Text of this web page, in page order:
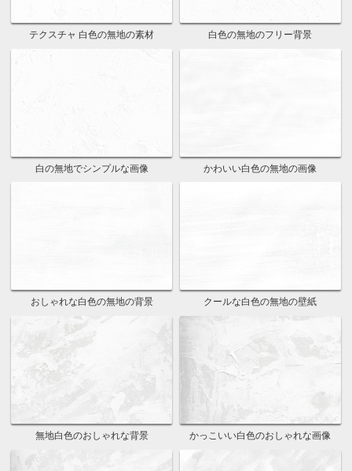
テクスチャ 白色の無地の素材 白色の無地のフリー背景
白の無地でシンプルな画像 かわいい白色の無地の画像
おしゃれな白色の無地の背景 クールな白色の無地の壁紙
無地白色のおしゃれな背景 かっこいい白色のおしゃれな画像